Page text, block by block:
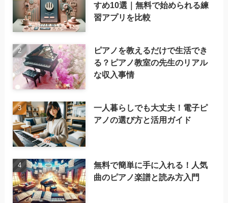
すめ10選｜無料で始められる練
習アプリを比較
ピアノを教えるだけで生活でき
る？ピアノ教室の先生のリアル
な収入事情
一人暮らしでも大丈夫！電子ピ
アノの選び方と活用ガイド
無料で簡単に手に入れる！人気
曲のピアノ楽譜と読み方入門